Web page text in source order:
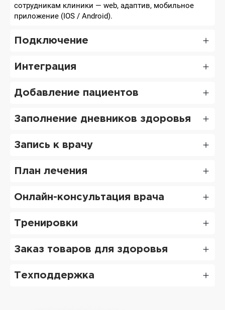
сотрудникам клиники — web, адаптив, мобильное
приложение (IOS / Android).
Подключение
Интеграция
Добавление пациентов
Заполнение дневников здоровья
Запись к врачу
План лечения
Онлайн-консультация врача
Тренировки
Заказ товаров для здоровья
Техподдержка